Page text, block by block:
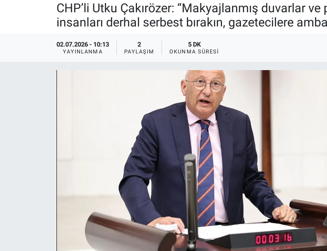
CHP’li Utku Çakırözer: “Makyajlanmış duvarlar
insanları derhal serbest bırakın, gazetecilere
02.07.2026 - 10:13
YAYINLANMA
2
PAYLAŞIM
5 DK
OKUNMA SÜRESI
TEKNOLOJİ
EKONOMİ
Son Dakika Haberleri
Haber Arşivi